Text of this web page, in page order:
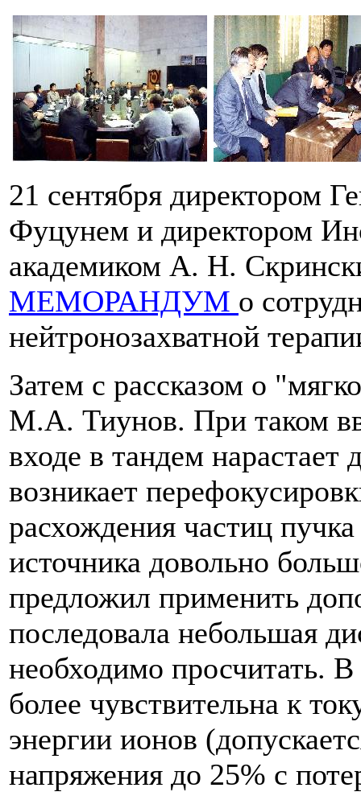
21 сентября директором
Фуцунем и директором
академиком А. Н.
МЕМОРАНДУМ о
нейтронозахватной
Затем с рассказом о
М.А. Тиунов. При таком
входе в тандем нарастает
возникает
расхождения частиц
источника довольно
предложил применить
последовала небольшая
необходимо просчитать. В
более чувствительна к
энергии ионов
напряжения до 25% с